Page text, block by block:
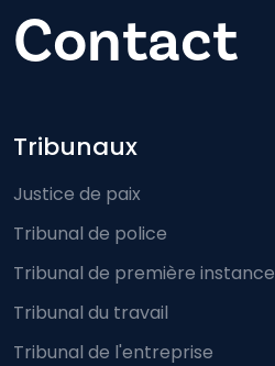
Contact
Footer-menu
Tribunaux
Justice de paix
Tribunal de police
Tribunal de première instance
Tribunal du travail
Tribunal de l'entreprise